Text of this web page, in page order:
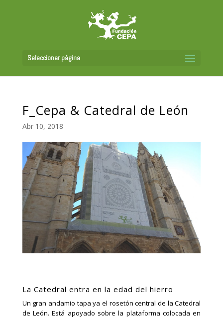
Seleccionar página
F_Cepa & Catedral de León
Abr 10, 2018
La Catedral entra en la edad del hierro
Un gran andamio tapa ya el rosetón central de la Catedral
de León. Está apoyado sobre la plataforma colocada en